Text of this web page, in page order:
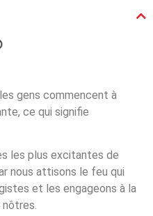
gens commencent à
ce qui signifie
les plus excitantes de
nous attisons le feu qui
et les engageons à la